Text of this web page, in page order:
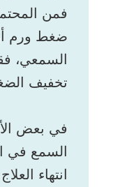
فمن
ضغط ورم
السمعي،
تخفيف
في بعض
السمع في
انتهاء